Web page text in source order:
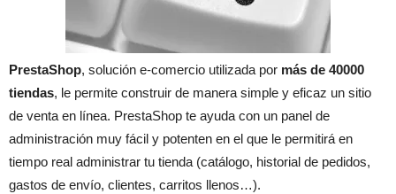
PrestaShop, solución e-comercio utilizada por más de 40000
tiendas, le permite construir de manera simple y eficaz un sitio
de venta en línea. PrestaShop te ayuda con un panel de
administración muy fácil y potenten en el que le permitirá en
tiempo real administrar tu tienda (catálogo, historial de pedidos,
gastos de envío, clientes, carritos llenos…).